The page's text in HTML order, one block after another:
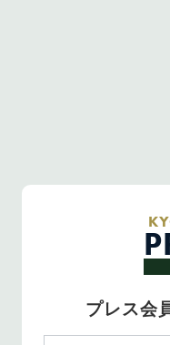
プレス会